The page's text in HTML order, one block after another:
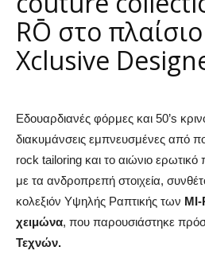
RŌ στο
Χclusive
Εδουαρδιανές φόρμες και 50’s
διακυμάνσεις εμπνευσμένες από
rock tailoring και το αιώνιο ερωτικό
με τα ανδροπρεπή στοιχεία,
κολεξιόν Υψηλής Ραπτικής των MI-
χειμώνα, που παρουσιάστηκε
Τεχνών.